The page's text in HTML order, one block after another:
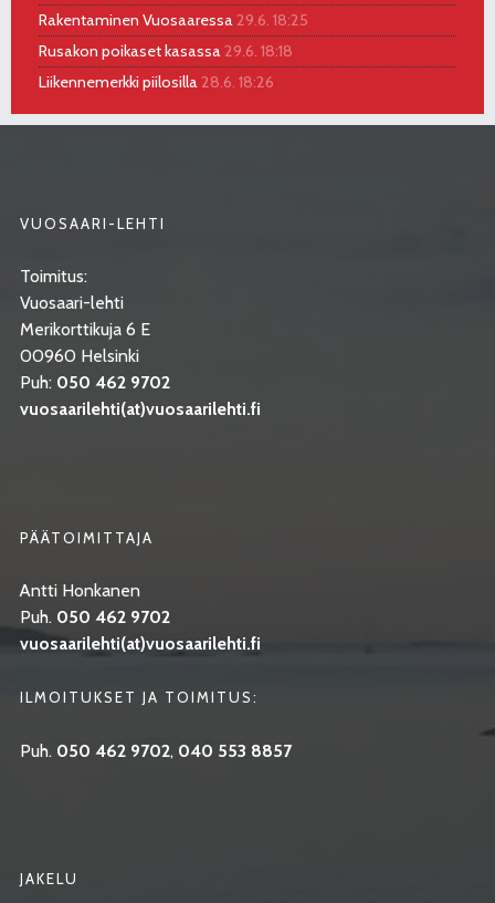
Rakentaminen Vuosaaressa29.6. 18:25
Rusakon poikaset kasassa29.6. 18:18
Liikennemerkki piilosilla28.6. 18:26
VUOSAARI-LEHTI
Toimitus:
Vuosaari-lehti
Merikorttikuja 6 E
00960 Helsinki
Puh: 050 462 9702
vuosaarilehti(at)vuosaarilehti.fi
PÄÄTOIMITTAJA
Antti Honkanen
Puh. 050 462 9702
vuosaarilehti(at)vuosaarilehti.fi
ILMOITUKSET JA TOIMITUS:
Puh. 050 462 9702, 040 553 8857
JAKELU